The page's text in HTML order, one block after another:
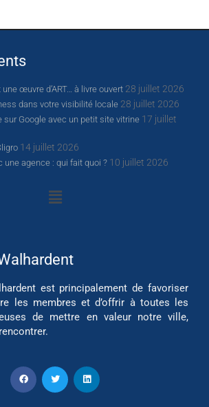
œuvre d’ART… à livre ouvert 28 juillet 2026
dans votre visibilité locale 28 juillet 2026
sur Google avec un petit site vitrine 17 juillet
14 juillet 2026
une agence : qui fait quoi ? 10 juillet 2026
est principalement de favoriser
les membres et d’offrir à toutes les
de mettre en valeur notre ville,